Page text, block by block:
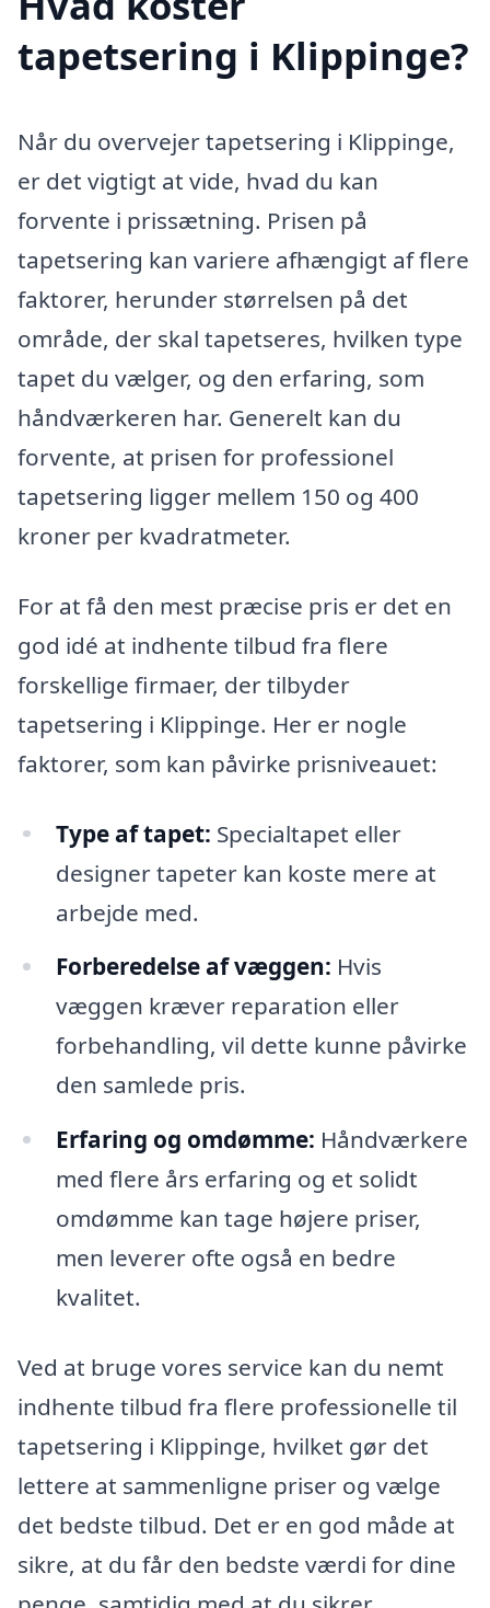
tapetsering i Klippinge?
Når du overvejer tapetsering i Klippinge,
er det vigtigt at vide, hvad du kan
forvente i prissætning. Prisen på
tapetsering kan variere afhængigt af flere
faktorer, herunder størrelsen på det
område, der skal tapetseres, hvilken type
tapet du vælger, og den erfaring, som
håndværkeren har. Generelt kan du
forvente, at prisen for professionel
tapetsering ligger mellem 150 og 400
kroner per kvadratmeter.
For at få den mest præcise pris er det en
god idé at indhente tilbud fra flere
forskellige firmaer, der tilbyder
tapetsering i Klippinge. Her er nogle
faktorer, som kan påvirke prisniveauet:
Type af tapet: Specialtapet eller
designer tapeter kan koste mere at
arbejde med.
Forberedelse af væggen: Hvis
væggen kræver reparation eller
forbehandling, vil dette kunne påvirke
den samlede pris.
Erfaring og omdømme: Håndværkere
med flere års erfaring og et solidt
omdømme kan tage højere priser,
men leverer ofte også en bedre
kvalitet.
Ved at bruge vores service kan du nemt
indhente tilbud fra flere professionelle til
tapetsering i Klippinge, hvilket gør det
lettere at sammenligne priser og vælge
det bedste tilbud. Det er en god måde at
sikre, at du får den bedste værdi for dine